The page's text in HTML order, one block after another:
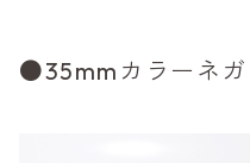
●35mmカラーネガ